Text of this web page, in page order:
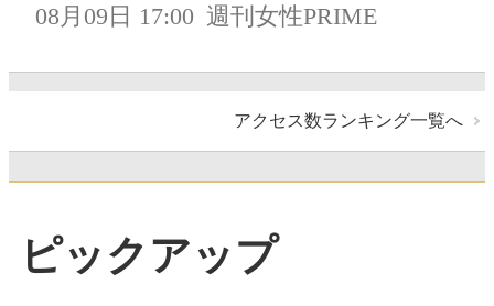
08月09日 17:00 週刊女性PRIME
アクセス数ランキング一覧へ
ピックアップ